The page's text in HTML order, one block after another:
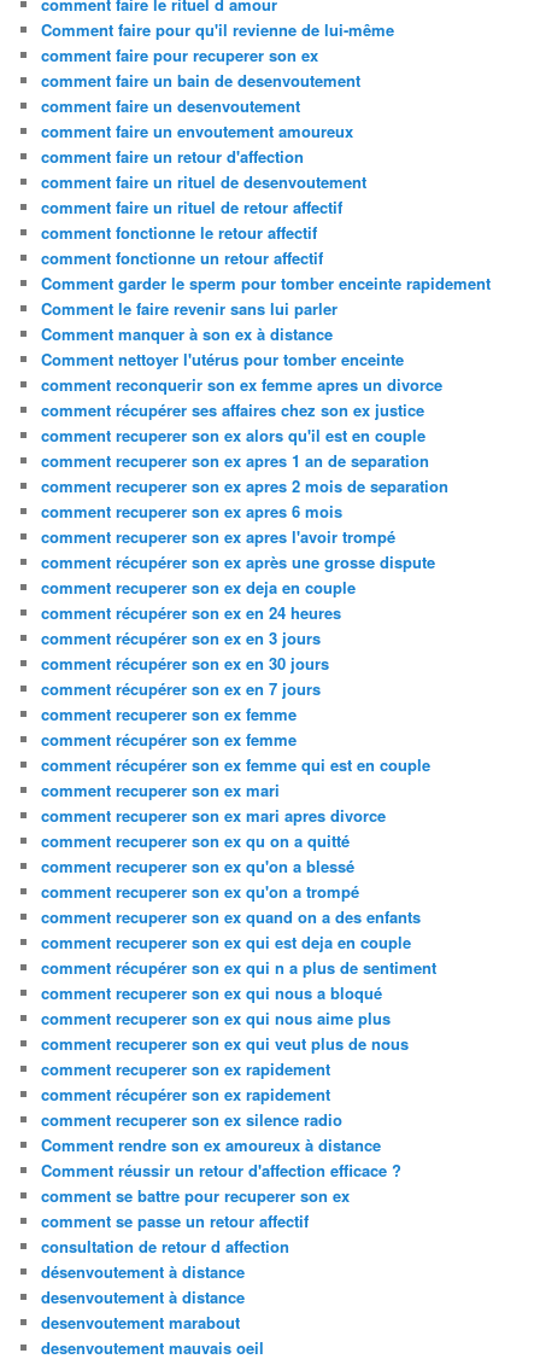
Comment faire pour qu'il revienne de lui-même
comment faire pour recuperer son ex
comment faire un bain de desenvoutement
comment faire un desenvoutement
comment faire un envoutement amoureux
comment faire un retour d'affection
comment faire un rituel de desenvoutement
comment faire un rituel de retour affectif
comment fonctionne le retour affectif
comment fonctionne un retour affectif
Comment garder le sperm pour tomber enceinte rapidement
Comment le faire revenir sans lui parler
Comment manquer à son ex à distance
Comment nettoyer l'utérus pour tomber enceinte
comment reconquerir son ex femme apres un divorce
comment récupérer ses affaires chez son ex justice
comment recuperer son ex alors qu'il est en couple
comment recuperer son ex apres 1 an de separation
comment recuperer son ex apres 2 mois de separation
comment recuperer son ex apres 6 mois
comment recuperer son ex apres l'avoir trompé
comment récupérer son ex après une grosse dispute
comment recuperer son ex deja en couple
comment récupérer son ex en 24 heures
comment récupérer son ex en 3 jours
comment récupérer son ex en 30 jours
comment récupérer son ex en 7 jours
comment recuperer son ex femme
comment récupérer son ex femme
comment récupérer son ex femme qui est en couple
comment recuperer son ex mari
comment recuperer son ex mari apres divorce
comment recuperer son ex qu on a quitté
comment recuperer son ex qu'on a blessé
comment recuperer son ex qu'on a trompé
comment recuperer son ex quand on a des enfants
comment recuperer son ex qui est deja en couple
comment récupérer son ex qui n a plus de sentiment
comment recuperer son ex qui nous a bloqué
comment recuperer son ex qui nous aime plus
comment recuperer son ex qui veut plus de nous
comment recuperer son ex rapidement
comment récupérer son ex rapidement
comment recuperer son ex silence radio
Comment rendre son ex amoureux à distance
Comment réussir un retour d'affection efficace ?
comment se battre pour recuperer son ex
comment se passe un retour affectif
consultation de retour d affection
désenvoutement à distance
desenvoutement à distance
desenvoutement marabout
desenvoutement mauvais oeil